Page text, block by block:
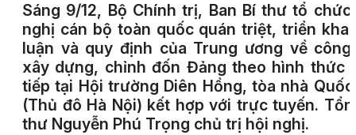
Sáng 9/12, Bộ Chính trị, Ban Bí thư tổ chức
nghị cán bộ toàn quốc quán triệt, triển
luận và quy định của Trung ương về
xây dựng, chỉnh đốn Đảng theo hình thức
tiếp tại Hội trường Diên Hồng, tòa nhà
(Thủ đô Hà Nội) kết hợp với trực tuyến.
thư Nguyễn Phú Trọng chủ trị hội nghị.